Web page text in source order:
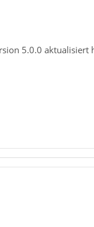
5.0.0 aktualisiert